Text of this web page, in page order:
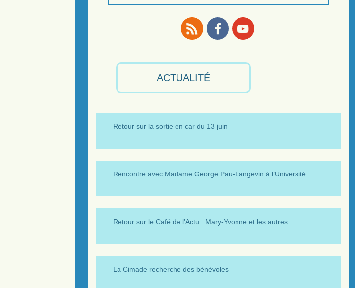
ACTUALITÉ
Retour sur la sortie en car du 13 juin
Rencontre avec Madame George Pau-Langevin à l’Université
Retour sur le Café de l’Actu : Mary-Yvonne et les autres
La Cimade recherche des bénévoles